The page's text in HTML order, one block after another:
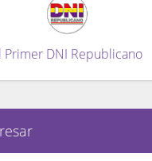
Primer DNI Republicano